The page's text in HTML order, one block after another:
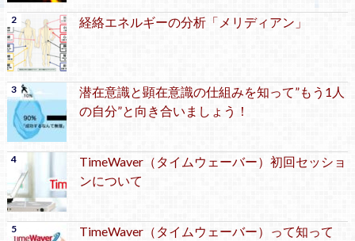
経絡エネルギーの分析「メリディアン」
潜在意識と顕在意識の仕組みを知って”もう1人
の自分”と向き合いましょう！
TimeWaver（タイムウェーバー）初回セッショ
ンについて
TimeWaver（タイムウェーバー）って知って